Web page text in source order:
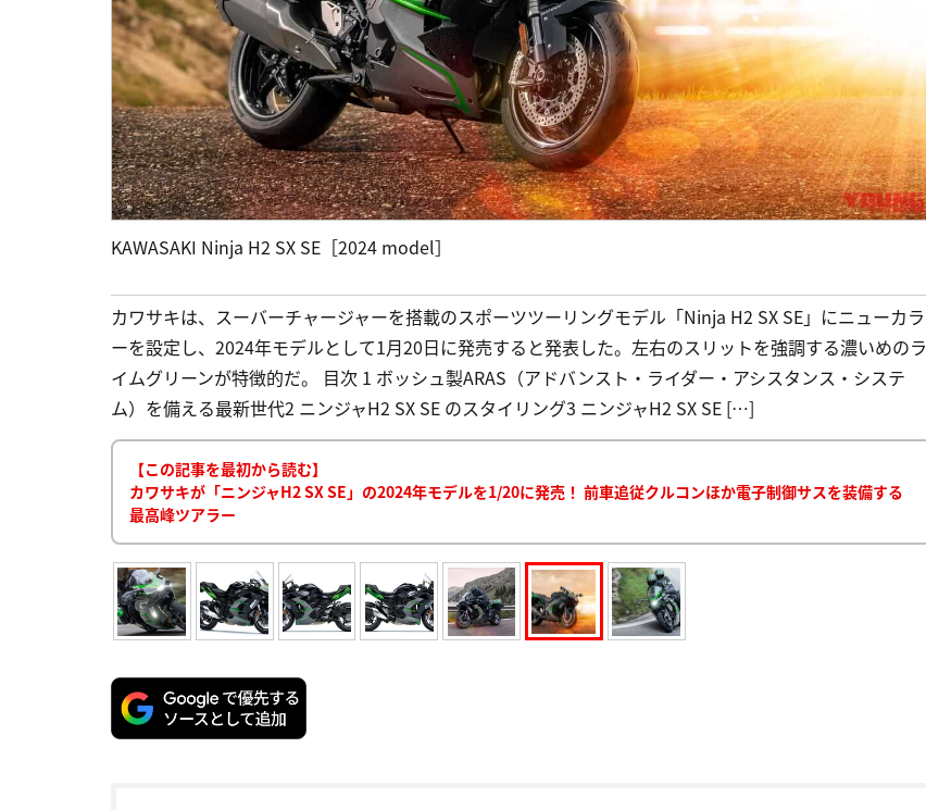
KAWASAKI Ninja H2 SX SE［2024 model］
カワサキは、スーバーチャージャーを搭載のスポーツツーリングモデル「Ninja H2 SX SE」にニューカラ
ーを設定し、2024年モデルとして1月20日に発売すると発表した。左右のスリットを強調する濃いめのラ
イムグリーンが特徴的だ。 目次 1 ボッシュ製ARAS（アドバンスト・ライダー・アシスタンス・システ
ム）を備える最新世代2 ニンジャH2 SX SE のスタイリング3 ニンジャH2 SX SE […]
【この記事を最初から読む】
カワサキが「ニンジャH2 SX SE」の2024年モデルを1/20に発売！ 前車追従クルコンほか電子制御サスを装備する
最高峰ツアラー